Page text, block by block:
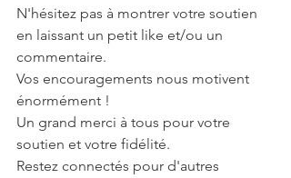
N'hésitez pas à montrer votre soutien
en laissant un petit like et/ou un
commentaire.
Vos encouragements nous motivent
énormément !
Un grand merci à tous pour votre
soutien et votre fidélité.
Restez connectés pour d'autres